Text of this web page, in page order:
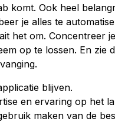
komt. Ook heel
je alles te
het om. Concentreer
op te lossen. En zie
blijven.
en ervaring op het
maken van de